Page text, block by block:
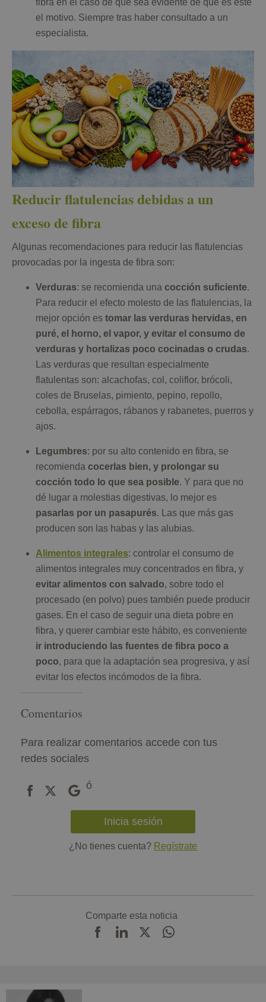
fibra en el caso de que sea evidente de que es este
el motivo. Siempre tras haber consultado a un
especialista.
Reducir flatulencias debidas a un
exceso de fibra
Algunas recomendaciones para reducir las flatulencias
provocadas por la ingesta de fibra son:
Verduras: se recomienda una cocción suficiente.
Para reducir el efecto molesto de las flatulencias, la
mejor opción es tomar las verduras hervidas, en
puré, el horno, el vapor, y evitar el consumo de
verduras y hortalizas poco cocinadas o crudas.
Las verduras que resultan especialmente
flatulentas son: alcachofas, col, coliflor, brócoli,
coles de Bruselas, pimiento, pepino, repollo,
cebolla, espárragos, rábanos y rabanetes, puerros y
ajos.
Legumbres: por su alto contenido en fibra, se
recomienda cocerlas bien, y prolongar su
cocción todo lo que sea posible. Y para que no
dé lugar a molestias digestivas, lo mejor es
pasarlas por un pasapurés. Las que más gas
producen son las habas y las alubias.
Alimentos integrales: controlar el consumo de
alimentos integrales muy concentrados en fibra, y
evitar alimentos con salvado, sobre todo el
procesado (en polvo) pues también puede producir
gases. En el caso de seguir una dieta pobre en
fibra, y querer cambiar este hábito, es conveniente
ir introduciendo las fuentes de fibra poco a
poco, para que la adaptación sea progresiva, y así
evitar los efectos incómodos de la fibra.
Comentarios
Para realizar comentarios accede con tus
redes sociales
ó
Inicia sesión
¿No tienes cuenta? Regístrate
Comparte esta noticia